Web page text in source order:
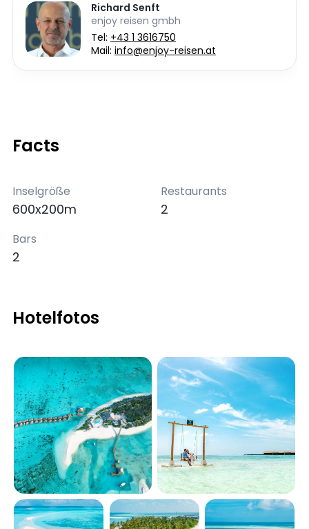
Richard Senft
enjoy reisen gmbh
Tel: +43 1 3616750
Mail: info@enjoy-reisen.at
Facts
Inselgröße
600x200m
Restaurants
2
Bars
2
Hotelfotos